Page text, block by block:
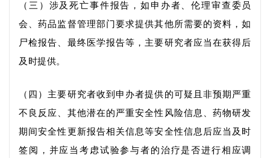
（三）涉及死亡事件报告，如申办者、伦理审查委员
会、药品监督管理部门要求提供其他所需要的资料，如
尸检报告、 最终医学报告等，主要研究者应当在获得后
及时提供。
（四）主要研究者收到申办者提供的可疑且非预期严重
不良反应、其他潜在的严重安全性风险信息、药物研发
期间安全性更新报告相关信息等安全性信息后应当及时
签阅，并应当考虑试验参与者的治疗是否进行相应调